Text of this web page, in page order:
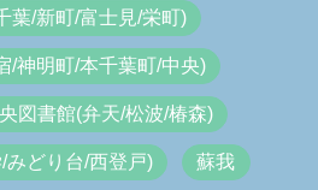
葉/新町/富士見/栄町)
/神明町/本千葉町/中央)
図書館(弁天/松波/椿森)
みどり台/西登戸) 蘇我